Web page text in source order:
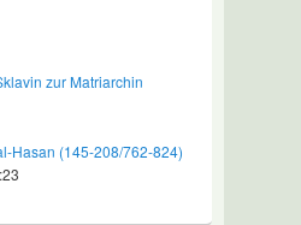
zur Matriarchin
Hasan (145-208/762-824)